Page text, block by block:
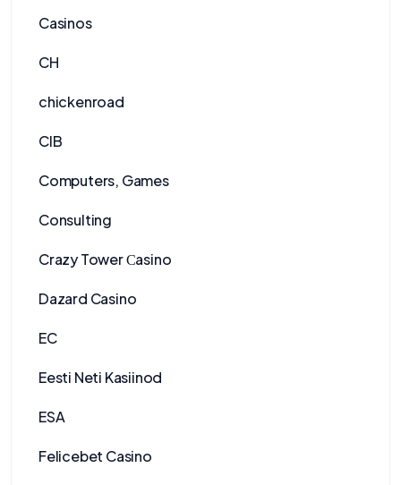
Casinos
CH
chickenroad
CIB
Computers, Games
Consulting
Crazy Tower Сasino
Dazard Casino
EC
Eesti Neti Kasiinod
ESA
Felicebet Casino